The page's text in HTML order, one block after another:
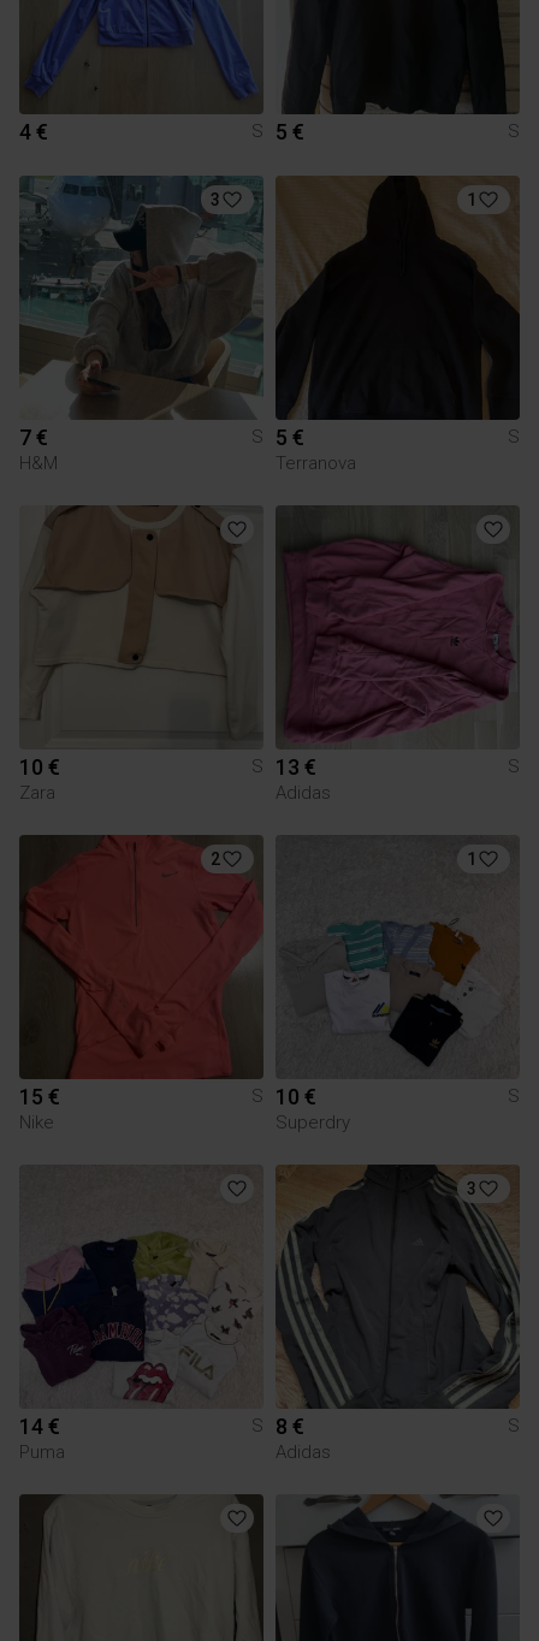
4 € S 5 € S
3
7 €
S
H&M
1
5 €
S
Terranova
10 €
S
Zara
13 €
S
Adidas
2
15 €
S
Nike
1
10 €
S
Superdry
14 €
S
Puma
3
8 €
S
Adidas